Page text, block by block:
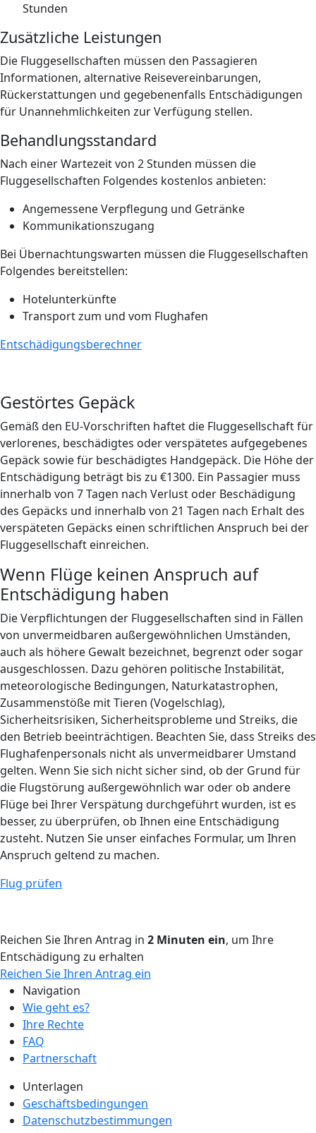
Stunden
Zusätzliche Leistungen
Die Fluggesellschaften müssen den Passagieren
Informationen, alternative Reisevereinbarungen,
Rückerstattungen und gegebenenfalls Entschädigungen
für Unannehmlichkeiten zur Verfügung stellen.
Behandlungsstandard
Nach einer Wartezeit von 2 Stunden müssen die
Fluggesellschaften Folgendes kostenlos anbieten:
Angemessene Verpflegung und Getränke
Kommunikationszugang
Bei Übernachtungswarten müssen die Fluggesellschaften
Folgendes bereitstellen:
Hotelunterkünfte
Transport zum und vom Flughafen
Entschädigungsberechner
Gestörtes Gepäck
Gemäß den EU-Vorschriften haftet die Fluggesellschaft für
verlorenes, beschädigtes oder verspätetes aufgegebenes
Gepäck sowie für beschädigtes Handgepäck. Die Höhe der
Entschädigung beträgt bis zu €1300. Ein Passagier muss
innerhalb von 7 Tagen nach Verlust oder Beschädigung
des Gepäcks und innerhalb von 21 Tagen nach Erhalt des
verspäteten Gepäcks einen schriftlichen Anspruch bei der
Fluggesellschaft einreichen.
Wenn Flüge keinen Anspruch auf
Entschädigung haben
Die Verpflichtungen der Fluggesellschaften sind in Fällen
von unvermeidbaren außergewöhnlichen Umständen,
auch als höhere Gewalt bezeichnet, begrenzt oder sogar
ausgeschlossen. Dazu gehören politische Instabilität,
meteorologische Bedingungen, Naturkatastrophen,
Zusammenstöße mit Tieren (Vogelschlag),
Sicherheitsrisiken, Sicherheitsprobleme und Streiks, die
den Betrieb beeinträchtigen. Beachten Sie, dass Streiks des
Flughafenpersonals nicht als unvermeidbarer Umstand
gelten. Wenn Sie sich nicht sicher sind, ob der Grund für
die Flugstörung außergewöhnlich war oder ob andere
Flüge bei Ihrer Verspätung durchgeführt wurden, ist es
besser, zu überprüfen, ob Ihnen eine Entschädigung
zusteht. Nutzen Sie unser einfaches Formular, um Ihren
Anspruch geltend zu machen.
Flug prüfen
Reichen Sie Ihren Antrag in 2 Minuten ein, um Ihre
Entschädigung zu erhalten
Reichen Sie Ihren Antrag ein
Navigation
Wie geht es?
Ihre Rechte
FAQ
Partnerschaft
Unterlagen
Geschäftsbedingungen
Datenschutzbestimmungen